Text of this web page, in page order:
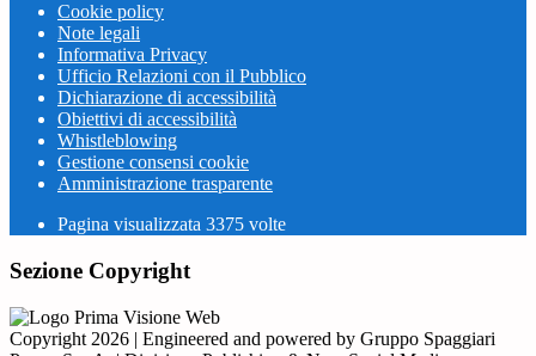
Cookie policy
Note legali
Informativa Privacy
Ufficio Relazioni con il Pubblico
Dichiarazione di accessibilità
Obiettivi di accessibilità
Whistleblowing
Gestione consensi cookie
Amministrazione trasparente
Pagina visualizzata 3375 volte
Sezione Copyright
Copyright 2026 | Engineered and powered by Gruppo Spaggiari